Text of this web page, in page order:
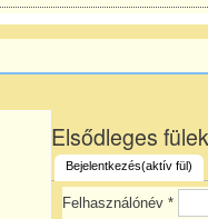
Elsődleges
Bejelentkezés(aktív fül)
Felhasználónév*